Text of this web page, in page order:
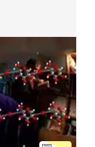
ekonomicky
se
naše